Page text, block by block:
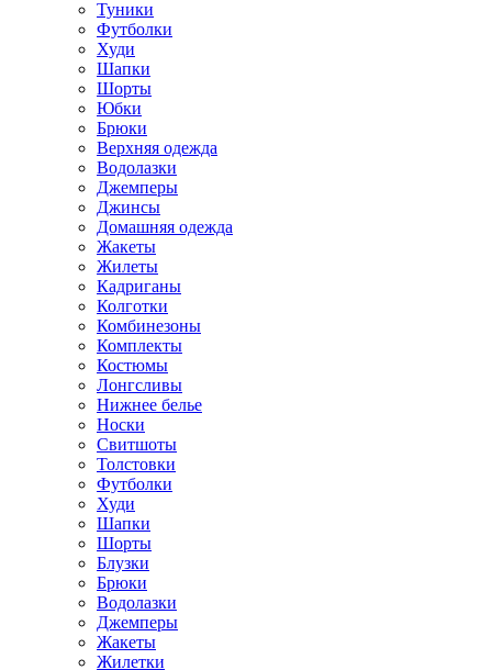
Туники
Футболки
Худи
Шапки
Шорты
Юбки
Брюки
Верхняя одежда
Водолазки
Джемперы
Джинсы
Домашняя одежда
Жакеты
Жилеты
Кадриганы
Колготки
Комбинезоны
Комплекты
Костюмы
Лонгсливы
Нижнее белье
Носки
Свитшоты
Толстовки
Футболки
Худи
Шапки
Шорты
Блузки
Брюки
Водолазки
Джемперы
Жакеты
Жилетки